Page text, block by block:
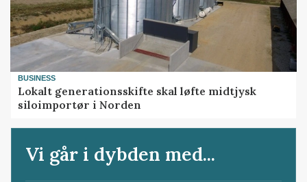
BUSINESS
Lokalt generationsskifte skal løfte midtjysk
siloimportør i Norden
Vi går i dybden med...